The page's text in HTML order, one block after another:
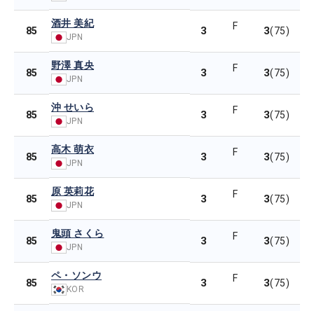
85
酒井 美紀
JPN 3 F 3(75)
85
野澤 真央
JPN 3 F 3(75)
85
沖 せいら
JPN 3 F 3(75)
85
高木 萌衣
JPN 3 F 3(75)
85
原 英莉花
JPN 3 F 3(75)
85
鬼頭 さくら
JPN 3 F 3(75)
85
ペ・ソンウ
KOR 3 F 3(75)